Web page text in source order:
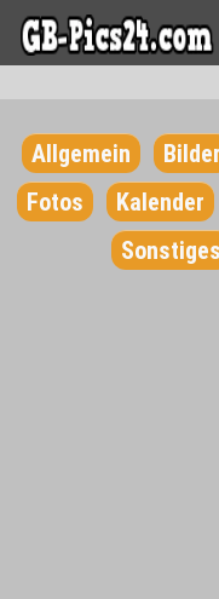
Allgemein Bilder
Fotos
Kalender
Sonstiges